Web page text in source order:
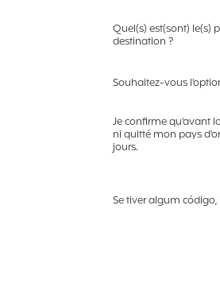
Quel(s) est(sont) le(s)
destination ?
Souhaitez-vous
Je confirme qu'avant
ni quitté mon pays
jours.
Se tiver algum